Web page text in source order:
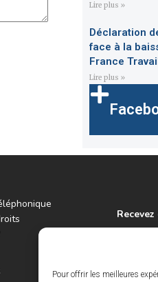
Pour offrir les meilleures
Lire plus »
Déclaration
face à la
France Travail
Lire plus »